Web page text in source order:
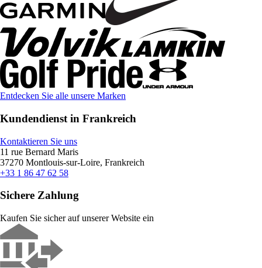
Entdecken Sie alle unsere Marken
Kundendienst in Frankreich
Kontaktieren Sie uns
11 rue Bernard Maris
37270 Montlouis-sur-Loire, Frankreich
+33 1 86 47 62 58
Sichere Zahlung
Kaufen Sie sicher auf unserer Website ein